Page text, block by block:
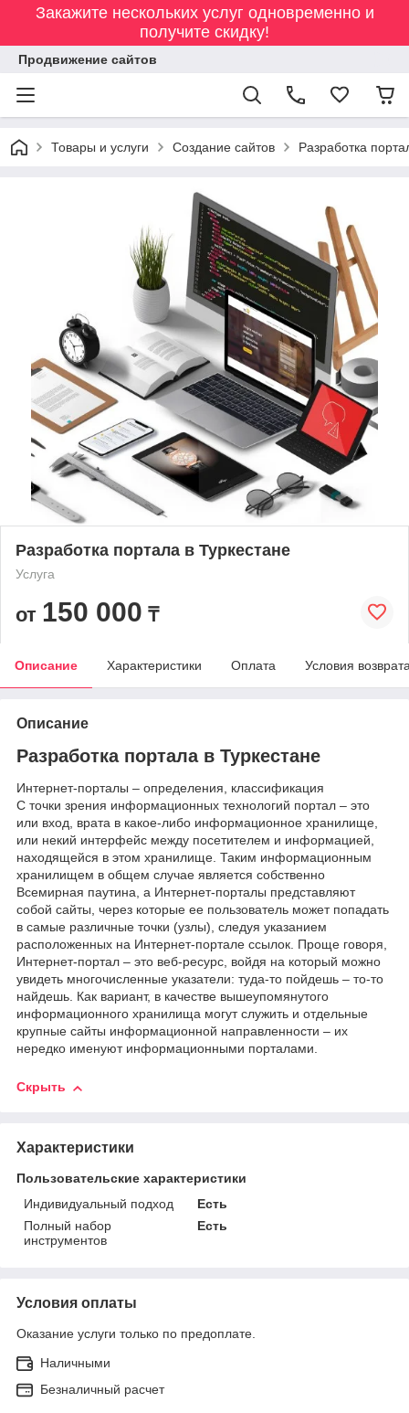
Закажите нескольких услуг одновременно и
получите скидку!
Продвижение сайтов
Товары и услуги Создание сайтов Разработка
Разработка портала в Туркестане
Услуга
от 150 000 ₸
Описание Характеристики Оплата Условия
Описание
Разработка портала в Туркестане
Интернет-порталы – определения, классификация
С точки зрения информационных технологий портал – это
или вход, врата в какое-либо информационное хранилище,
или некий интерфейс между посетителем и информацией,
находящейся в этом хранилище. Таким информационным
хранилищем в общем случае является собственно
Всемирная паутина, а Интернет-порталы представляют
собой сайты, через которые ее пользователь может попадать
в самые различные точки (узлы), следуя указанием
расположенных на Интернет-портале ссылок. Проще говоря,
Интернет-портал – это веб-ресурс, войдя на который можно
увидеть многочисленные указатели: туда-то пойдешь – то-то
найдешь. Как вариант, в качестве вышеупомянутого
информационного хранилища могут служить и отдельные
крупные сайты информационной направленности – их
нередко именуют информационными порталами.
Скрыть
Характеристики
Пользовательские характеристики
Индивидуальный подход
Есть
Полный набор
инструментов
Есть
Условия оплаты
Оказание услуги только по предоплате.
Наличными
Безналичный расчет